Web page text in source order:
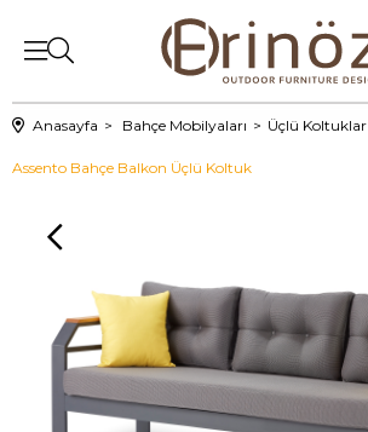
Anasayfa Bahçe Mobilyaları Üçlü Koltuklar
Assento Bahçe Balkon Üçlü Koltuk